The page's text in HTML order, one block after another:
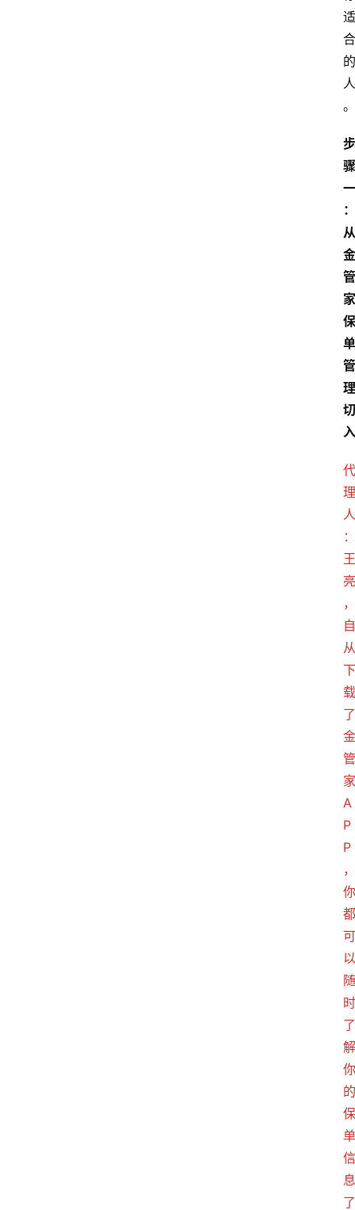
适
合
的
人
。
步
骤
一
：
从
金
管
家
保
单
管
理
切
入
代
理
人
：
王
亮
，
自
从
下
载
了
金
管
家
A
P
P
，
你
都
可
以
随
时
了
解
你
的
保
单
信
息
了